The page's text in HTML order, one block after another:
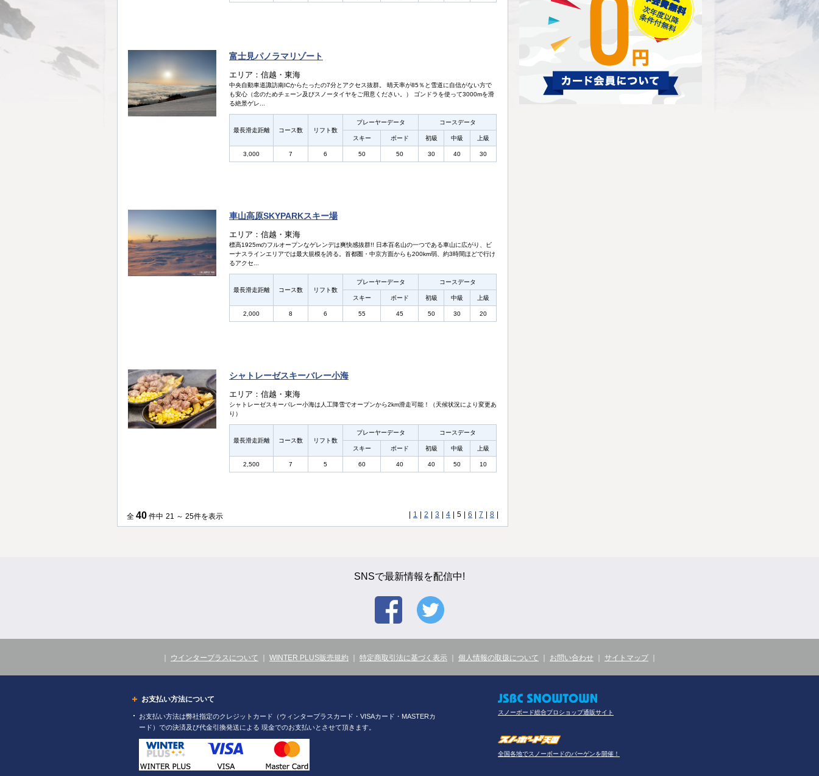
富士見パノラマリゾート
エリア：信越・東海
中央自動車道諏訪南ICからたったの7分とアクセス抜群。 晴天率が85％と雪道に自信がない方で
も安心（念のためチェーン及びスノータイヤをご用意ください。） ゴンドラを使って3000mを滑
る絶景ゲレ...
最長滑走距離 コース数 リフト数
プレーヤーデータ コースデータ
スキー ボード 初級 中級 上級
3,000 7 6 50 50 30 40 30
車山高原SKYPARKスキー場
エリア：信越・東海
標高1925mのフルオープンなゲレンデは爽快感抜群!! 日本百名山の一つである車山に広がり、ビ
ーナスラインエリアでは最大規模を誇る。首都圏・中京方面からも200km弱、約3時間ほどで行け
るアクセ...
最長滑走距離 コース数 リフト数
プレーヤーデータ コースデータ
スキー ボード 初級 中級 上級
2,000 8 6 55 45 50 30 20
シャトレーゼスキーバレー小海
エリア：信越・東海
シャトレーゼスキーバレー小海は人工降雪でオープンから2km滑走可能！（天候状況により変更あ
り）
最長滑走距離 コース数 リフト数
プレーヤーデータ コースデータ
スキー ボード 初級 中級 上級
2,500 7 5 60 40 40 50 10
全 40 件中 21 ～ 25件を表示 1 2 3 4 5 6 7 8
SNSで最新情報を配信中!
ウインタープラスについて WINTER PLUS販売規約 特定商取引法に基づく表示 個人情報の取扱について お問い合わせ サイトマップ
スノーボード総合プロショップ通販サイト
全国各地でスノーボードのバーゲンを開催！
お支払い方法について
お支払い方法は弊社指定のクレジットカード（ウィンタープラスカード・VISAカード・MASTERカ
ード）での決済及び代金引換発送による 現金でのお支払いとさせて頂きます。